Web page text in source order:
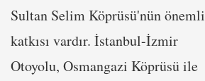
Sultan Selim Köprüsü'nün önemli
katkısı vardır. İstanbul-İzmir
Otoyolu, Osmangazi Köprüsü ile